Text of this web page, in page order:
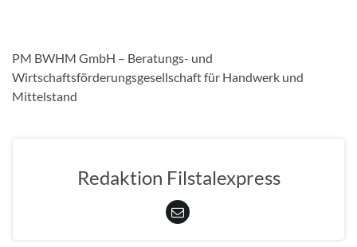
PM BWHM GmbH – Beratungs- und
Wirtschaftsförderungsgesellschaft für Handwerk und
Mittelstand
Redaktion Filstalexpress